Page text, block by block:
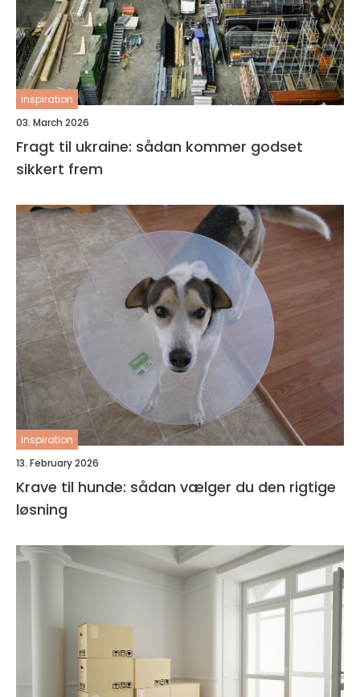
inspiration
03. March 2026
Fragt til ukraine: sådan kommer godset
sikkert frem
inspiration
13. February 2026
Krave til hunde: sådan vælger du den rigtige
løsning